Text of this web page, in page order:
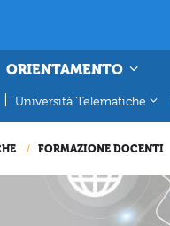
ORIENTAMENTO
Università Telematiche
FORMAZIONE DOCENTI